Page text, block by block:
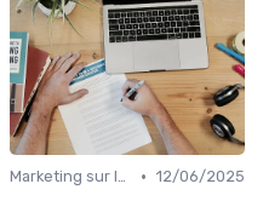
Marketing sur les Réseaux Sociaux • 12/06/2025